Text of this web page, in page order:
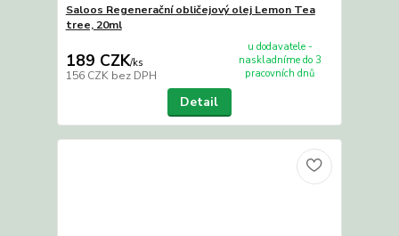
Saloos Regenerační obličejový olej Lemon Tea
tree, 20ml
189 CZK/ks
156 CZK bez DPH
u dodavatele -
naskladníme do 3
pracovních dnů
Detail